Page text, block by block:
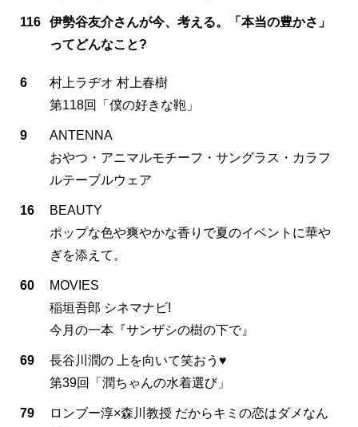
116
伊勢谷友介さんが今、考える。「本当の豊かさ」
ってどんなこと?
6
村上ラヂオ 村上春樹
第118回「僕の好きな鞄」
9
ANTENNA
おやつ・アニマルモチーフ・サングラス・カラフ
ルテーブルウェア
16
BEAUTY
ポップな色や爽やかな香りで夏のイベントに華や
ぎを添えて。
60
MOVIES
稲垣吾郎 シネマナビ!
今月の一本『サンザシの樹の下で』
69
長谷川潤の 上を向いて笑おう♥
第39回「潤ちゃんの水着選び」
79
ロンブー淳×森川教授 だからキミの恋はダメなん